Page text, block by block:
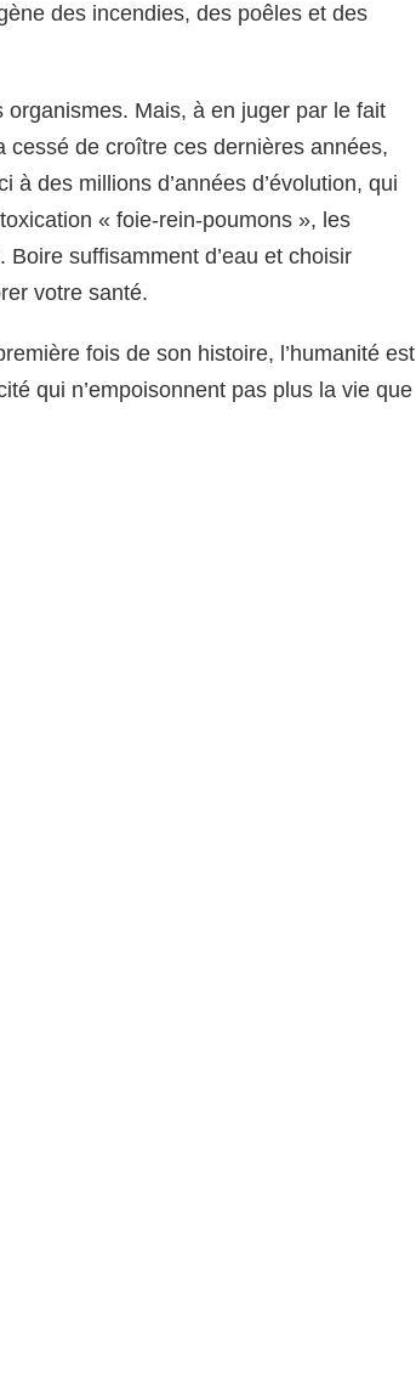
des incendies, des poêles et des
Mais, à en juger par le fait
cessé de croître ces dernières années,
des millions d’années d’évolution, qui
« foie-rein-poumons », les
suffisamment d’eau et choisir
votre santé.
fois de son histoire, l’humanité est
qui n’empoisonnent pas plus la vie que